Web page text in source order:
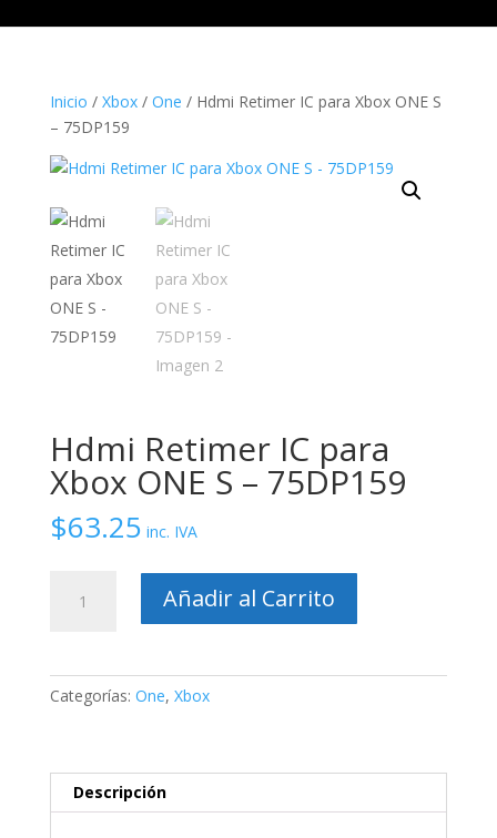
Inicio / Xbox/ One / Hdmi Retimer IC para Xbox ONE S
– 75DP159
Hdmi Retimer IC para
Xbox ONE S – 75DP159
$63.25 inc. IVA
Retimer
75DP159
cantidad
Añadir al Carrito
Categorías: One, Xbox
Descripción